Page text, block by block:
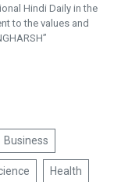
Hindi Daily in the
to the values and
Business
Health